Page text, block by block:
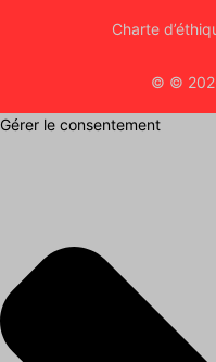
Charte
© ©
Gérer le consentement